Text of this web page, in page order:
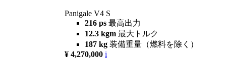
Panigale V4 S
216 ps 最高出力
12.3 kgm 最大トルク
187 kg 装備重量（燃料を除く）
¥ 4,270,000 i